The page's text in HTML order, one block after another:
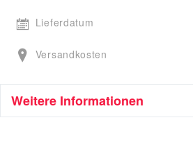
Lieferdatum
Versandkosten
Weitere Informationen